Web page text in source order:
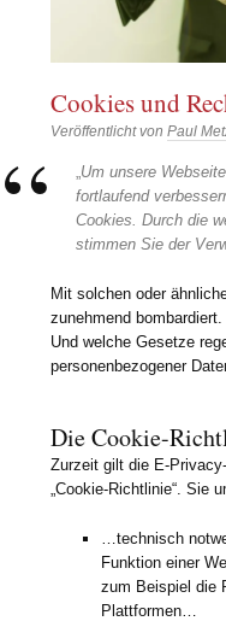
Cookies und
Veröffentlicht vonPaul
Um unsere
fortlaufend
Cookies. Durch die
stimmen Sie der
Mit solchen oder
zunehmend
Und welche Gesetze
personenbezogener
Die Cookie-
Zurzeit gilt die E-
„Cookie-Richtlinie“. Sie
…technisch
Funktion einer
zum Beispiel die
Plattformen…